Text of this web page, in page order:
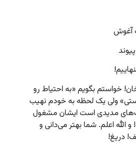
آغوش
خواستم بگویم «به احتیاط رو
ولی یک لحظه به خودم نهیب
مدیدی است ایشان مشغول
الله اعلم. شما بهتر می‌دانی و
دریغ!